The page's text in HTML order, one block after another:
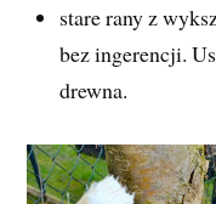
stare rany z
bez ingerencji.
drewna.